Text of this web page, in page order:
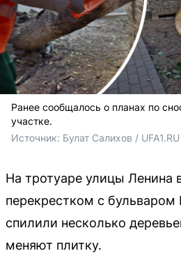
Ранее сообщалось о планах по
участке.
Источник: Булат Салихов / UFA1.RU
На тротуаре улицы Ленина
перекрестком с
спилили несколько
меняют плитку.